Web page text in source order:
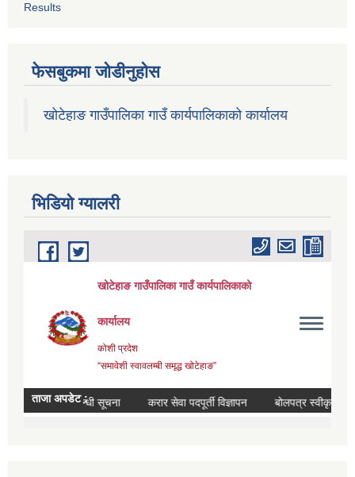
Results
फेसबुकमा जोडीनुहोस
खोटेहाङ गाउँपालिका गाउँ कार्यपालिकाको कार्यालय
भिडियाे ग्यालरी